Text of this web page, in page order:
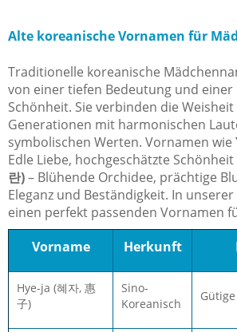
Alte koreanische Vornamen für
Traditionelle koreanische
von einer tiefen Bedeutung und einer
Schönheit. Sie verbinden die
Generationen mit harmonischen
symbolischen Werten. Vornamen wie
Edle Liebe, hochgeschätzte
란)– Blühende Orchidee, prächtige
Eleganz und Beständigkeit. In
einen perfekt passenden Vornamen
Vorname
Herkunft
Hye-ja (혜자, 惠
子)
Sino-
Koreanisch